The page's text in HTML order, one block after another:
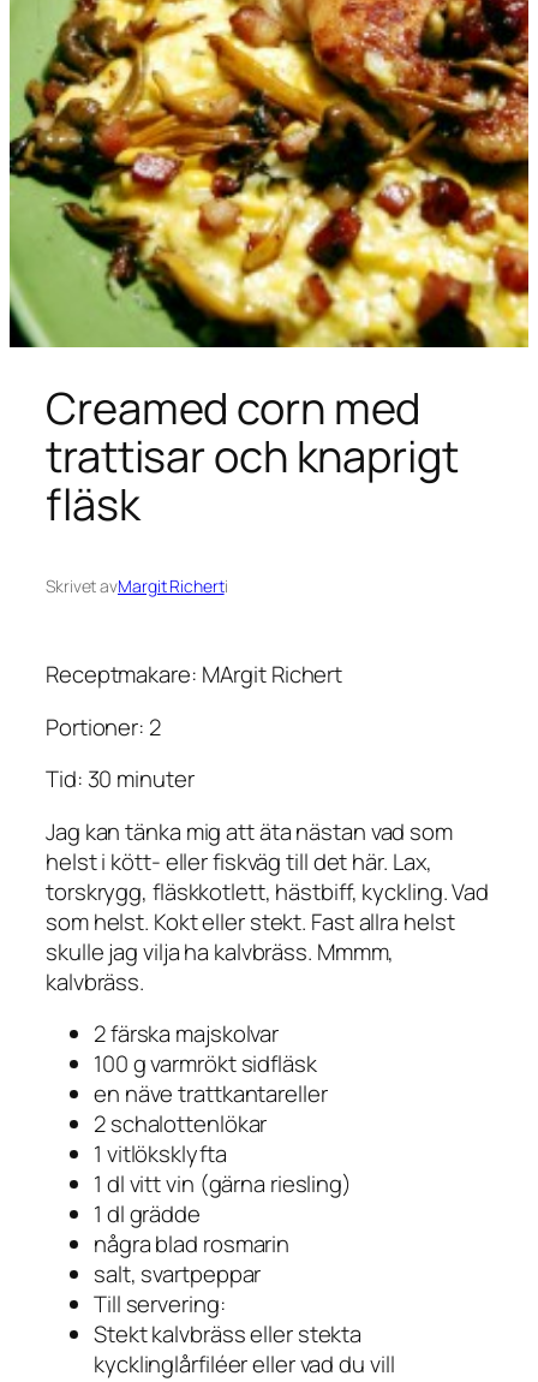
Creamed corn med
trattisar och knaprigt
fläsk
Skrivet avMargit Richerti
Receptmakare: MArgit Richert
Portioner: 2
Tid: 30 minuter
Jag kan tänka mig att äta nästan vad som
helst i kött- eller fiskväg till det här. Lax,
torskrygg, fläskkotlett, hästbiff, kyckling. Vad
som helst. Kokt eller stekt. Fast allra helst
skulle jag vilja ha kalvbräss. Mmmm,
kalvbräss.
2 färska majskolvar
100 g varmrökt sidfläsk
en näve trattkantareller
2 schalottenlökar
1 vitlöksklyfta
1 dl vitt vin (gärna riesling)
1 dl grädde
några blad rosmarin
salt, svartpeppar
Till servering:
Stekt kalvbräss eller stekta
kycklinglårfiléer eller vad du vill